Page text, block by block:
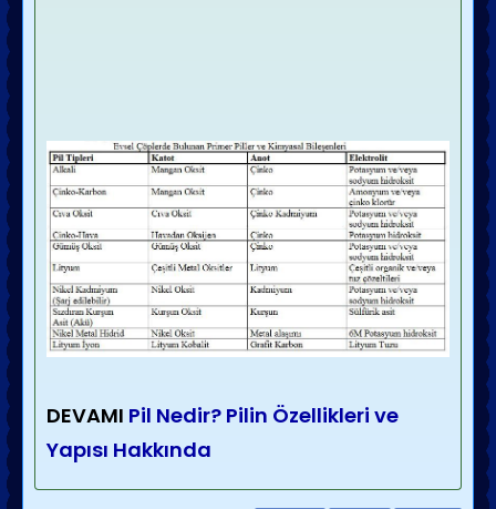
DEVAMI Pil Nedir? Pilin Özellikleri ve
Yapısı Hakkında